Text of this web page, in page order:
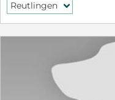
Reutlingen f